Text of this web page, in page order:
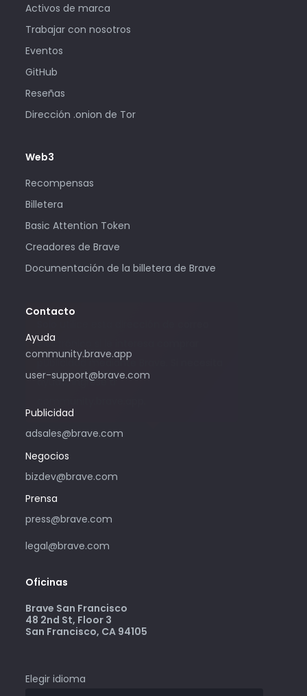
Activos de marca
Trabajar con nosotros
Eventos
GitHub
Reseñas
Dirección .onion de Tor
Web3
Recompensas
Billetera
Basic Attention Token
Creadores de Brave
Documentación de la billetera de Brave
Contacto
Ayuda
community.brave.app
user-support@brave.com
Publicidad
adsales@brave.com
electrónico si le interesa comprar
publicidad mediante Brave. Si necesita
ayuda, ingrese a
Negocios
bizdev@brave.com
Prensa
press@brave.com
legal@brave.com
Oficinas
Brave San Francisco
48 2nd St, Floor 3
San Francisco, CA 94105
Elegir idioma